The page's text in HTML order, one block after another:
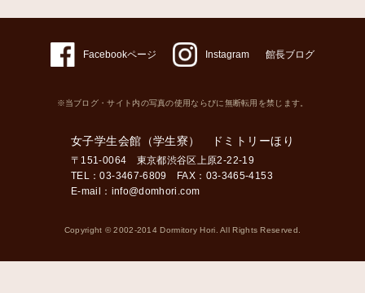
Facebookページ Instagram 館長ブログ
※当ブログ・サイト内の写真の使用ならびに無断転用を禁じます。
女子学生会館（学生寮） ドミトリーほり
〒151-0064 東京都渋谷区上原2-22-19
TEL：03-3467-6809 FAX：03-3465-4153
E-mail： info@domhori.com
Copyright © 2002-2014 Dormitory Hori. All Rights Reserved.